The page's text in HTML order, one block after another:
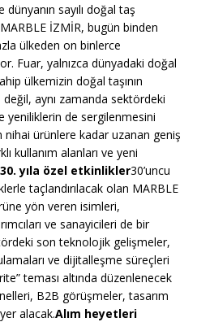
sayılı doğal taş
İZMİR, bugün binden
ülkeden on binlerce
Fuar, yalnızca dünyadaki doğal
ülkemizin doğal taşının
değil, aynı zamanda sektördeki
de sergilenmesini
nihai ürünlere kadar uzanan geniş
kullanım alanları ve yeni
30. yıla özel etkinlikler30’uncu
taçlandırılacak olan MARBLE
yön veren isimleri,
ve sanayicileri de bir
son teknolojik gelişmeler,
ve dijitalleşme süreçleri
teması altında düzenlenecek
B2B görüşmeler, tasarım
alacak.Alım heyetleri